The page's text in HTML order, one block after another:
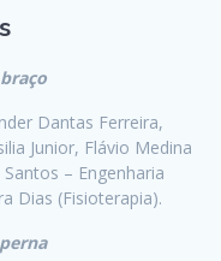
Dantas Ferreira,
Junior, Flávio Medina
– Engenharia
Dias (Fisioterapia).